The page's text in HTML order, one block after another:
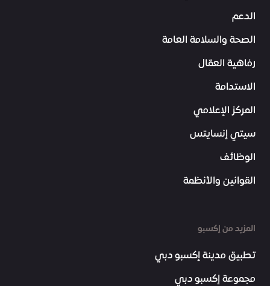
الدعم
الصحة والسلامة العامة
رفاهية العمّال
الاستدامة
المركز الإعلامي
سيتي إنسايتس
الوظائف
القوانين والأنظمة
المزيد من إكسبو
تطبيق مدينة إكسبو دبي
مجموعة إكسبو دبي